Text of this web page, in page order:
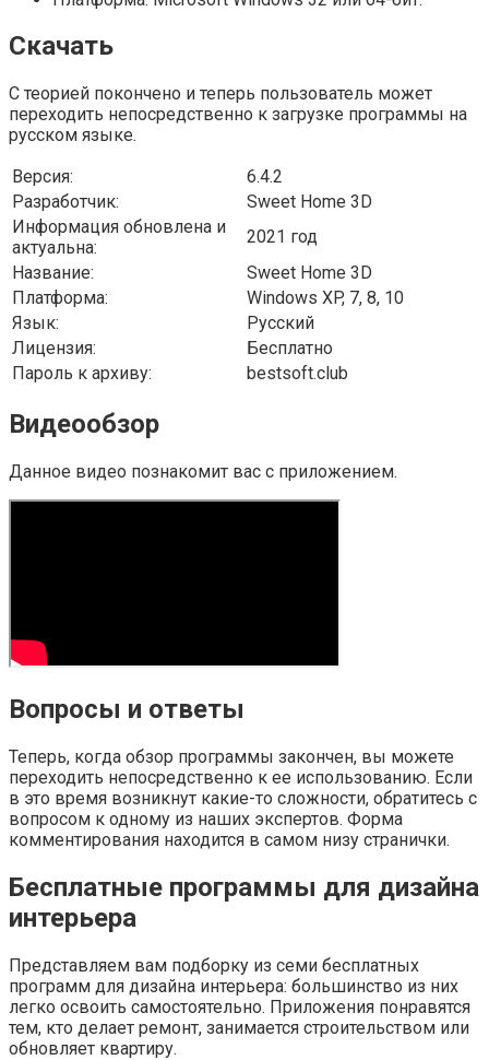
Скачать
С теорией покончено и теперь пользователь может
переходить непосредственно к загрузке программы на
русском языке.
Версия:
6.4.2
Разработчик:
Sweet Home 3D
Информация обновлена и
актуальна:
2021 год
Название:
Sweet Home 3D
Платформа:
Windows XP, 7, 8, 10
Язык:
Русский
Лицензия:
Бесплатно
Пароль к архиву:
bestsoft.club
Видеообзор
Данное видео познакомит вас с приложением.
Вопросы и ответы
Теперь, когда обзор программы закончен, вы можете
переходить непосредственно к ее использованию. Если
в это время возникнут какие-то сложности, обратитесь с
вопросом к одному из наших экспертов. Форма
комментирования находится в самом низу странички.
Бесплатные программы для дизайна
интерьера
Представляем вам подборку из семи бесплатных
программ для дизайна интерьера: большинство из них
легко освоить самостоятельно. Приложения понравятся
тем, кто делает ремонт, занимается строительством или
обновляет квартиру.